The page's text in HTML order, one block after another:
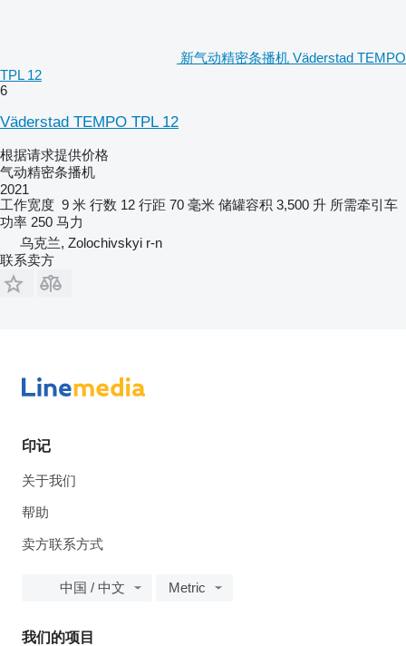
新气动精密条播机 Väderstad TEMPO
TPL 12
6
Väderstad TEMPO TPL 12
根据请求提供价格
气动精密条播机
2021
工作宽度 9 米 行数 12 行距 70 毫米 储罐容积 3,500 升 所需牵引车
功率 250 马力
乌克兰, Zolochivskyi r-n
联系卖方
印记
关于我们
帮助
卖方联系方式
中国 / 中文 Metric
我们的项目